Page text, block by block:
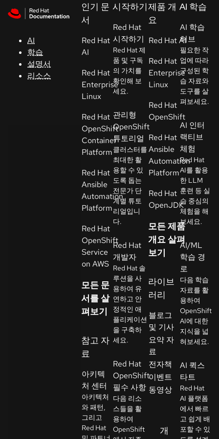
AI
학습
설명서
리소스
개
자
평
가
판
시
작
락
처
언
어
선
인기 문
서
Red Hat
AI
Red Hat
Enterprise
Linux
Red Hat
OpenShift
Container
Platform
Red Hat
Ansible
Automation
Platform
Red Hat
OpenShift
Service
on AWS
모든 문
서를 살
펴보기
참고 자
료
아키텍
처 센터
아키텍처
와 패턴,
그리고
Red Hat
시작하기
Red Hat
시작하기
Red Hat 제
품 및 구독
의 가치를
확인해 보
세요.
관리형
OpenShift
튜토리얼
클러스터를
최대한 활
용할 수 있
도록 돕는
전문가 단
계별 튜토
리얼입니
다.
Red Hat
개발자
Red Hat 솔
루션을 사
용하여 유
연하고 안
정적인 애
플리케이션
을 구축하
세요.
Red Hat
OpenShift
필수 사항
다음 리소
스들을 활
용하여
OpenShift
제품 개
요
Red Hat AI
Red Hat
Enterprise
Linux
Red Hat
OpenShift
Red Hat
Ansible
Automation
Platform
Red Hat
OpenJDK
모든 제품
개요 살펴
보기
라이브
러리
블로그
및 기사
요약 자
료
전자책
이벤트
동영상
개
AI 학습
AI 학습
허브
필요한 작
업에 따라
구성된 학
습 자료와
도구를 살
펴보세요.
AI 인터
랙티브
체험
Red Hat
AI를 활용
한 LLM
훈련 등 실
습 중심의
체험을 해
보세요.
AI/ML
학습 경
로
다음 학습
자료를 활
용하여
OpenShift
AI에 대한
지식을 넓
혀보세요.
AI 퀵스
타트
Red Hat
AI 플랫폼
에서 빠르
고 쉽게 배
포할 수 있